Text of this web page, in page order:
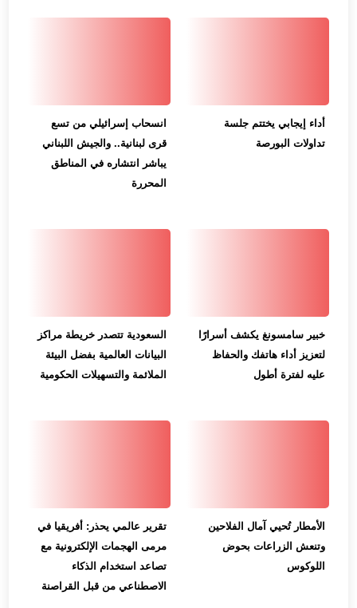
أداء إيجابي يختتم جلسة
تداولات البورصة
انسحاب إسرائيلي من تسع
قرى لبنانية.. والجيش اللبناني
يباشر انتشاره في المناطق
المحررة
خبير سامسونغ يكشف أسرارًا
لتعزيز أداء هاتفك والحفاظ
عليه لفترة أطول
السعودية تتصدر خريطة مراكز
البيانات العالمية بفضل البيئة
الملائمة والتسهيلات الحكومية
الأمطار تُحيي آمال الفلاحين
وتنعش الزراعات بحوض
اللوكوس
تقرير عالمي يحذر: أفريقيا في
مرمى الهجمات الإلكترونية مع
تصاعد استخدام الذكاء
الاصطناعي من قبل القراصنة